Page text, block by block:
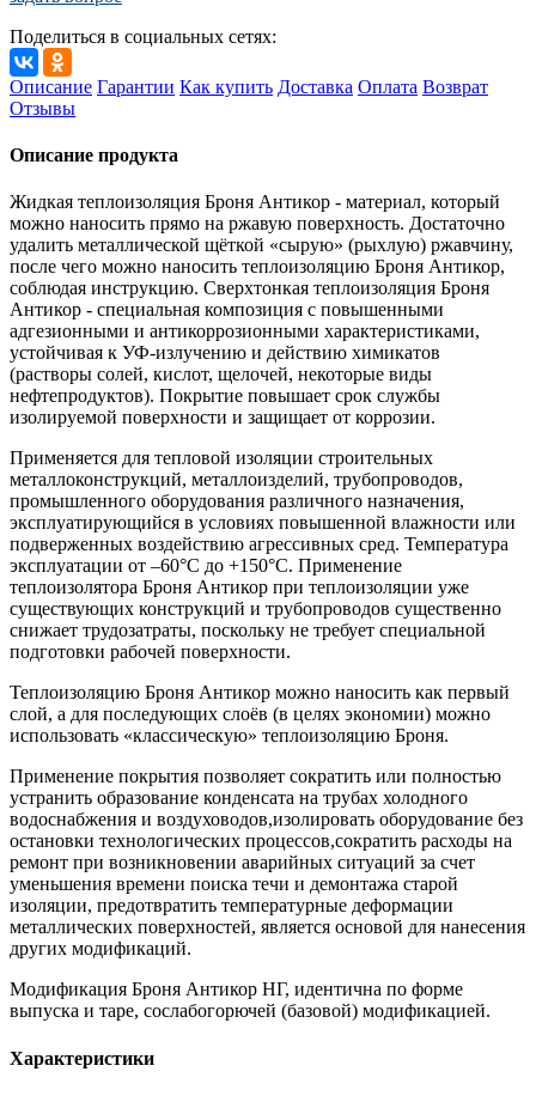
Поделиться в социальных сетях:
Описание Гарантии Как купить Доставка Оплата Возврат
Отзывы
Описание продукта
Жидкая теплоизоляция Броня Антикор - материал, который
можно наносить прямо на ржавую поверхность. Достаточно
удалить металлической щёткой «сырую» (рыхлую) ржавчину,
после чего можно наносить теплоизоляцию Броня Антикор,
соблюдая инструкцию. Сверхтонкая теплоизоляция Броня
Антикор - специальная композиция с повышенными
адгезионными и антикоррозионными характеристиками,
устойчивая к УФ-излучению и действию химикатов
(растворы солей, кислот, щелочей, некоторые виды
нефтепродуктов). Покрытие повышает срок службы
изолируемой поверхности и защищает от коррозии.
Применяется для тепловой изоляции строительных
металлоконструкций, металлоизделий, трубопроводов,
промышленного оборудования различного назначения,
эксплуатирующийся в условиях повышенной влажности или
подверженных воздействию агрессивных сред. Температура
эксплуатации от –60°С до +150°С. Применение
теплоизолятора Броня Антикор при теплоизоляции уже
существующих конструкций и трубопроводов существенно
снижает трудозатраты, поскольку не требует специальной
подготовки рабочей поверхности.
Теплоизоляцию Броня Антикор можно наносить как первый
слой, а для последующих слоёв (в целях экономии) можно
использовать «классическую» теплоизоляцию Броня.
Применение покрытия позволяет сократить или полностью
устранить образование конденсата на трубах холодного
водоснабжения и воздуховодов,изолировать оборудование без
остановки технологических процессов,сократить расходы на
ремонт при возникновении аварийных ситуаций за счет
уменьшения времени поиска течи и демонтажа старой
изоляции, предотвратить температурные деформации
металлических поверхностей, является основой для нанесения
других модификаций.
Модификация Броня Антикор НГ, идентична по форме
выпуска и таре, сослабогорючей (базовой) модификацией.
Характеристики